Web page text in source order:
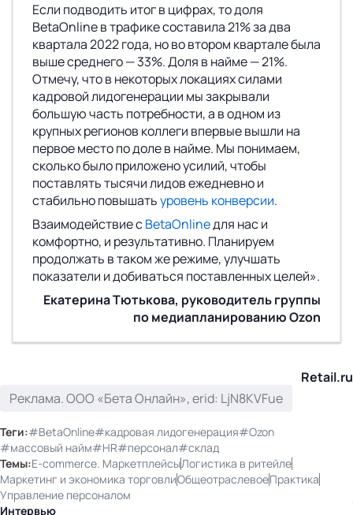
Если подводить итог в цифрах, то доля
BetaOnline в трафике составила 21% за два
квартала 2022 года, но во втором квартале была
выше среднего — 33%. Доля в найме — 21%.
Отмечу, что в некоторых локациях силами
кадровой лидогенерации мы закрывали
большую часть потребности, а в одном из
крупных регионов коллеги впервые вышли на
первое место по доле в найме. Мы понимаем,
сколько было приложено усилий, чтобы
поставлять тысячи лидов ежедневно и
стабильно повышатьуровень конверсии.
Взаимодействие сBetaOnlineдля нас и
комфортно, и результативно. Планируем
продолжать в таком же режиме, улучшать
показатели и добиваться поставленных целей».
Екатерина Тютькова, руководитель группы
по медиапланированию Ozon
Retail.ru
Реклама. ООО «Бета Онлайн», erid: LjN8KVFue
Теги:#BetaOnline#кадровая лидогенерация#Ozon
#массовый найм#HR#персонал#склад
Темы:E-commerce. МаркетплейсыЛогистика в ритейле
Маркетинг и экономика торговлиОбщеотраслевоеПрактика
Управление персоналом
Интервью